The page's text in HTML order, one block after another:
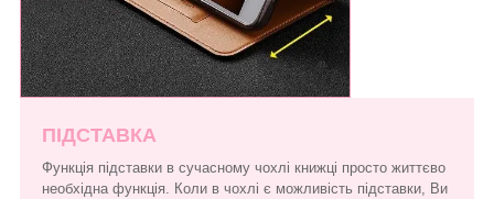
ПІДСТАВКА
Функція підставки в сучасному чохлі книжці просто життєво
необхідна функція. Коли в чохлі є можливість підставки, Ви